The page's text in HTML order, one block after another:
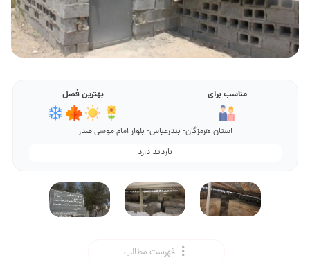
مناسب برای بهترین فصل
استان هرمزگان- بندرعباس- بلوار امام موسی صدر
بازدید دارد
فهرست مطالب